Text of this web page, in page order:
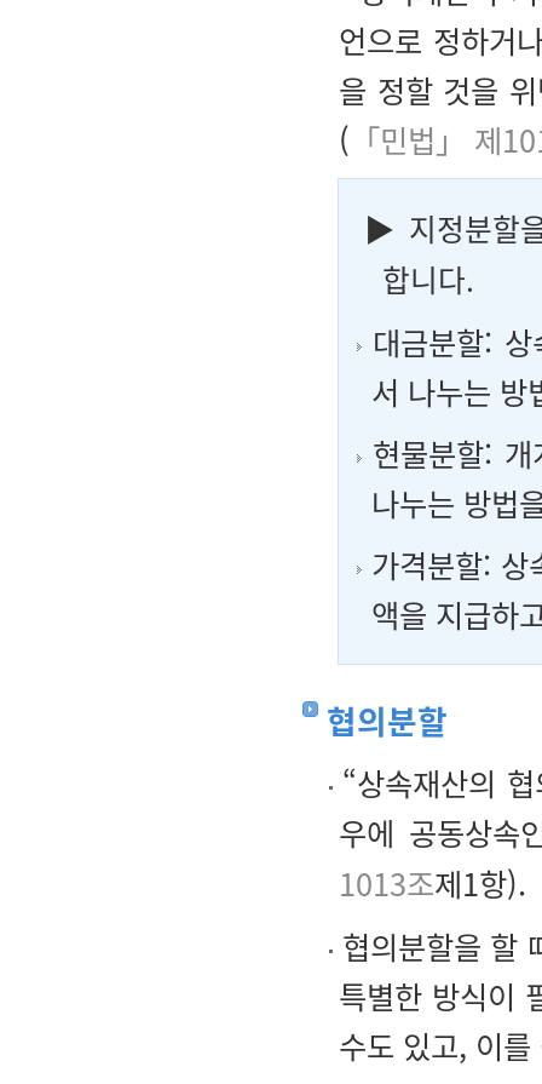
언으로 정하거
을 정할 것을
( 「민법」 제
▶ 지정분할
합니다.
대금분할:
서 나누는 방
현물분할:
나누는 방법
가격분할:
액을 지급하
협의분할
“상속재산의
우에 공동상속
1013조제1항).
협의분할을 할
특별한 방식이
수도 있고, 이